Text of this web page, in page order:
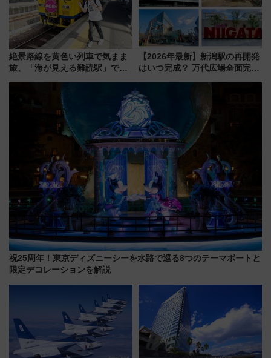
絶景路線を黄色い列車で気まま
旅、「海が見える難読駅」で幸
「新・鉄道ひとり旅」279回目
の舞台は「島原鉄道」
【2026年最新】新潟駅の再開発
はいつ完成？ 万代広場全面完成
開発、バスタ新潟構想まで徹底
解説！
祝25周年！東京ディズニーシーを水路で巡る8つのテーマポートと
限定デコレーションを解説